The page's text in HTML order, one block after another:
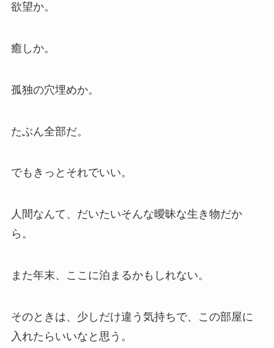
欲望か。
癒しか。
孤独の穴埋めか。
たぶん全部だ。
でもきっとそれでいい。
人間なんて、だいたいそんな曖昧な生き物だか
ら。
また年末、ここに泊まるかもしれない。
そのときは、少しだけ違う気持ちで、この部屋に
入れたらいいなと思う。